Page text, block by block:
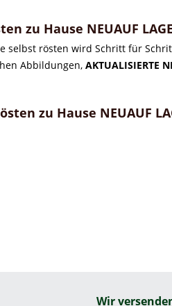
zu Hause NEUAUF
selbst rösten wird Schritt für
Abbildungen, AKTUALISIERTE
zu Hause NEUAUF
Wir